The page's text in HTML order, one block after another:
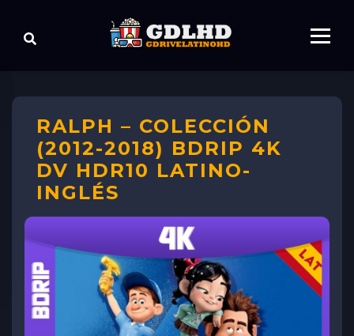
RALPH – COLECCIÓN
(2012-2018) BDRIP 4K
DV HDR10 LATINO-
INGLÉS